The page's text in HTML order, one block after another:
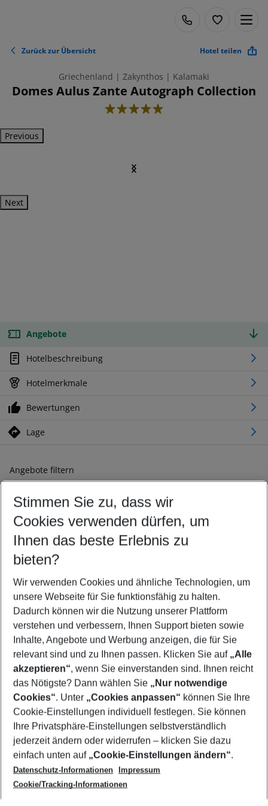
Zurück zur Übersicht Hotel teilen
Griechenland | Zakynthos | Kalamaki
Domes Aulus Zante Autograph Collection
5
Previous
Next
Angebote
Hotelbeschreibung
Hotelmerkmale
Bewertungen
Lage
Angebote filtern
Ändern Sie Ihre Kriterien nach Ihren Wünschen
Abflughafen wählen
Beliebiger Abflughafen
Reisezeitraum wählen
11.08.26– 09.08.27 5-8 Nächte
2 Erwachsene Keine Kinder
Mehr Filter anzeigen
Footer
Footer navigation
Über uns
AGB
Cookie-Einstellungen ändern
Cookie-Richtlinie
Datenschutz
Service & Hilfe
Barrierefreies Reisen
Check-in
Folgen Sie uns
Stimmen Sie zu, dass wir
Cookies verwenden dürfen, um
Ihnen das beste Erlebnis zu
bieten?
Wir verwenden Cookies und ähnliche Technologien, um
unsere Webseite für Sie funktionsfähig zu halten.
Dadurch können wir die Nutzung unserer Plattform
verstehen und verbessern, Ihnen Support bieten sowie
Inhalte, Angebote und Werbung anzeigen, die für Sie
relevant sind und zu Ihnen passen. Klicken Sie auf „Alle
akzeptieren“, wenn Sie einverstanden sind. Ihnen reicht
das Nötigste? Dann wählen Sie „Nur notwendige
Cookies“. Unter „Cookies anpassen“ können Sie Ihre
Cookie-Einstellungen individuell festlegen. Sie können
Ihre Privatsphäre-Einstellungen selbstverständlich
jederzeit ändern oder widerrufen – klicken Sie dazu
einfach unten auf „Cookie-Einstellungen ändern“.
Datenschutz-Informationen
Impressum
Cookie/Tracking-Informationen